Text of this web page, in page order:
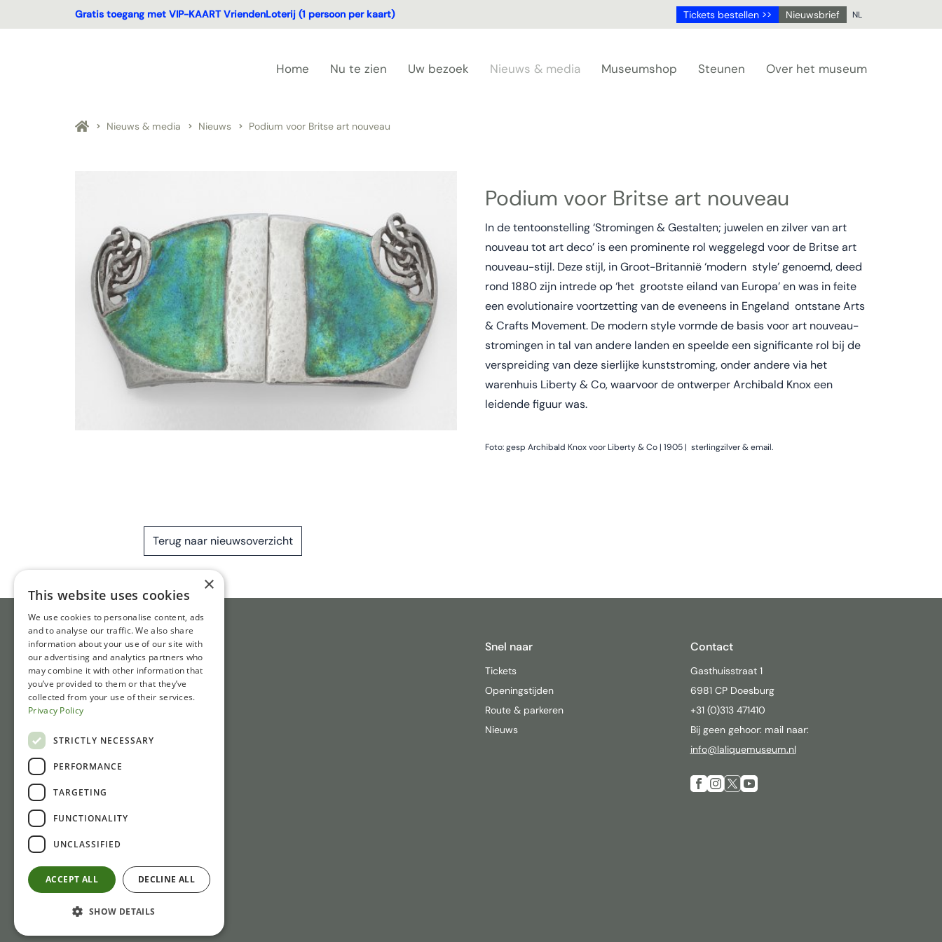
Gratis toegang met VIP-KAART VriendenLoterij (1 persoon per kaart) Tickets bestellen >> Nieuwsbrief NL
EN
Home Nu te zien Uw bezoek Nieuws & media Museumshop Steunen Over het museum
Nieuws & media Nieuws Podium voor Britse art nouveau
Podium voor Britse art nouveau
In de tentoonstelling ‘Stromingen & Gestalten; juwelen en zilver van art
nouveau tot art deco’ is een prominente rol weggelegd voor de Britse art
nouveau-stijl. Deze stijl, in Groot-Britannië ‘modern style’ genoemd, deed
rond 1880 zijn intrede op ‘het grootste eiland van Europa’ en was in feite
een evolutionaire voortzetting van de eveneens in Engeland ontstane Arts
& Crafts Movement. De modern style vormde de basis voor art nouveau-
stromingen in tal van andere landen en speelde een significante rol bij de
verspreiding van deze sierlijke kunststroming, onder andere via het
warenhuis Liberty & Co, waarvoor de ontwerper Archibald Knox een
leidende figuur was.
Foto: gesp Archibald Knox voor Liberty & Co | 1905 | sterlingzilver & email.
Terug naar nieuwsoverzicht
Snel naar
Tickets
Openingstijden
Route & parkeren
Nieuws
Contact
Gasthuisstraat 1
6981 CP Doesburg
+31 (0)313 471410
Bij geen gehoor: mail naar:
info@laliquemuseum.nl
×
This website uses cookies
We use cookies to personalise content, ads
and to analyse our traffic. We also share
information about your use of our site with
our advertising and analytics partners who
may combine it with other information that
you’ve provided to them or that they’ve
collected from your use of their services.
Privacy Policy
STRICTLY NECESSARY
PERFORMANCE
TARGETING
FUNCTIONALITY
UNCLASSIFIED
ACCEPT ALL DECLINE ALL
SHOW DETAILS